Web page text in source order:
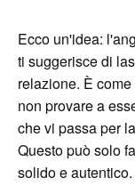
Ecco un'idea:
ti suggerisce di
relazione. È
non provare a
che vi passa per
Questo può solo
solido e